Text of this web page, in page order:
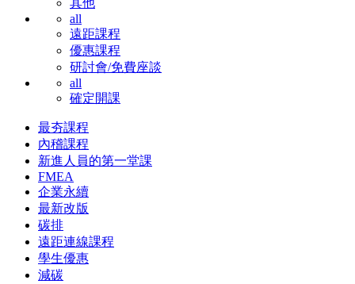
其他
all
遠距課程
優惠課程
研討會/免費座談
all
確定開課
最夯課程
內稽課程
新進人員的第一堂課
FMEA
企業永續
最新改版
碳排
遠距連線課程
學生優惠
減碳